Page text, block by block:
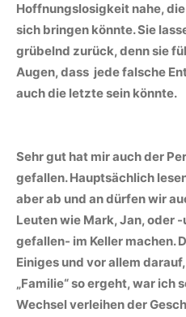
Hoffnungslosigkeit nahe,
sich bringen könnte. Sie
grübelnd zurück, denn sie
Augen, dass jede falsche
auch die letzte sein könnte.
Sehr gut hat mir auch der
gefallen. Hauptsächlich
aber ab und an dürfen wir
Leuten wie Mark, Jan, oder
gefallen- im Keller machen.
Einiges und vor allem
„Familie“ so ergeht, war ich
Wechsel verleihen der